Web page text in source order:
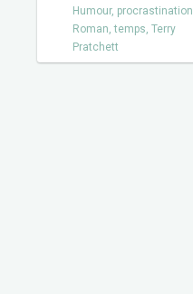
Humour, procrastination
Roman,temps, Terry
Pratchett